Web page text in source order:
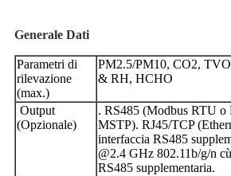
Generale Dati
Parametri di
rilevazione
(max.)
PM2.5/PM10, CO2,
& RH, HCHO
Output
(Opzionale)
. RS485 (Modbus RTU o
MSTP). RJ45/TCP
interfaccia RS485
@2.4 GHz 802.11b/g/n
RS485 supplementaria.